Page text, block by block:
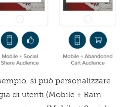
si può personalizzare
di utenti (Mobile + Rain